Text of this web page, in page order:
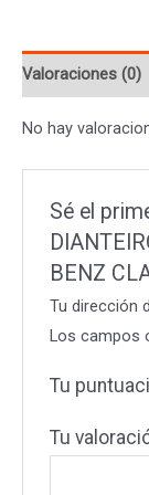
E
cantidad
Valoraciones (0)
No hay
Sé el
BENZ
Tu dirección
Los campos
Tu
Tu